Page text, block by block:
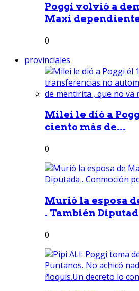
Poggi volvió a
Maxi
0
provinciales
Milei le dió a
ciento más de...
0
Murió la esposa
. También
0